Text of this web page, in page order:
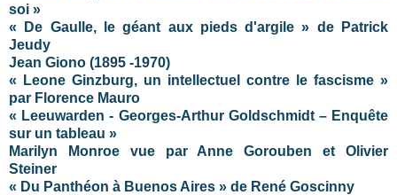
soi »
« De Gaulle, le géant aux pieds d'argile » de Patrick
Jeudy
Jean Giono (1895 -1970)
« Leone Ginzburg, un intellectuel contre le fascisme »
par Florence Mauro
« Leeuwarden - Georges-Arthur Goldschmidt – Enquête
sur un tableau »
Marilyn Monroe vue par Anne Gorouben et Olivier
Steiner
« Du Panthéon à Buenos Aires » de René Goscinny